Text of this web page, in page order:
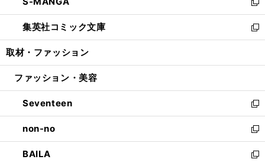
開
く
ド
ウ
で
開
ィ
ン
ド
ウ
開
い
ウ
ィ
ン
ウ
開
く
新
し
い
ウ
ン
ウ
で
開
く
集英社コミック文庫
新
し
ウ
ン
ド
ウ
で
開
く
取材・ファッション
ファッション・美容
Seventeen
新
し
い
ウ
ィ
non-no
新
し
い
BAILA
新